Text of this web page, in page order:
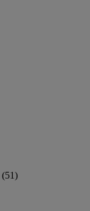
(51)